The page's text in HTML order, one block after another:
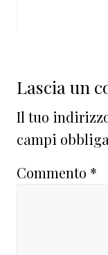
Lascia un
Il tuo
campi
Commento *